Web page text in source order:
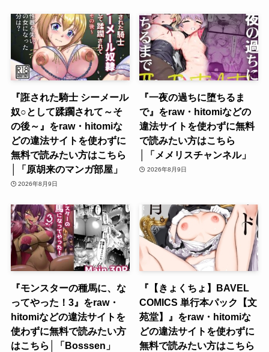
『誑された騎士 シーメール
奴○として蹂躙されて～そ
の後～』をraw・hitomiな
どの違法サイトを使わずに
無料で読みたい方はこちら
│「原胡来のマンガ部屋」
2026年8月9日
『一夜の過ちに堕ちるま
で』をraw・hitomiなどの
違法サイトを使わずに無料
で読みたい方はこちら
│「メメリスチャンネル」
2026年8月9日
『モンスターの種馬に、な
ってやった！3』をraw・
hitomiなどの違法サイトを
使わずに無料で読みたい方
はこちら│「Bosssen」
『【きょくちょ】BAVEL
COMICS 単行本パック【文
苑堂】』をraw・hitomiな
どの違法サイトを使わずに
無料で読みたい方はこちら